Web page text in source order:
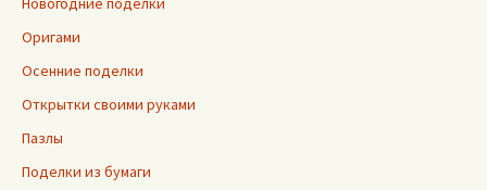
Оригами
Осенние поделки
Открытки своими руками
Пазлы
Поделки из бумаги